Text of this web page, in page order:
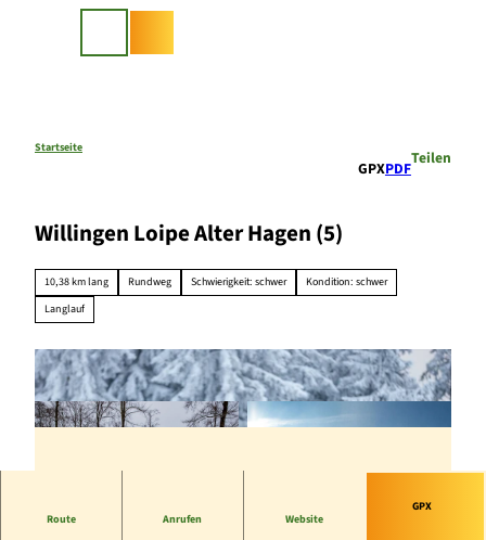
Startseite
GPXPDF
Teilen
Willingen Loipe Alter Hagen (5)
10,38 km lang Rundweg Schwierigkeit: schwer
Kondition: schwer
Langlauf
Route Anrufen Website
GPX